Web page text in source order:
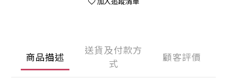
商品描述
送貨及付款方
式
顧客評價